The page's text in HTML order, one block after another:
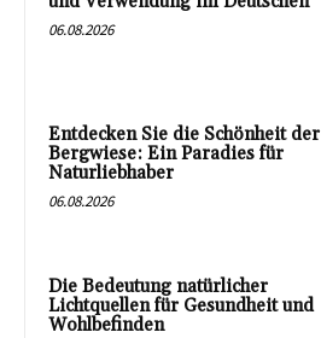
06.08.2026
Entdecken Sie die Schönheit der
Bergwiese: Ein Paradies für
Naturliebhaber
06.08.2026
Die Bedeutung natürlicher
Lichtquellen für Gesundheit und
Wohlbefinden